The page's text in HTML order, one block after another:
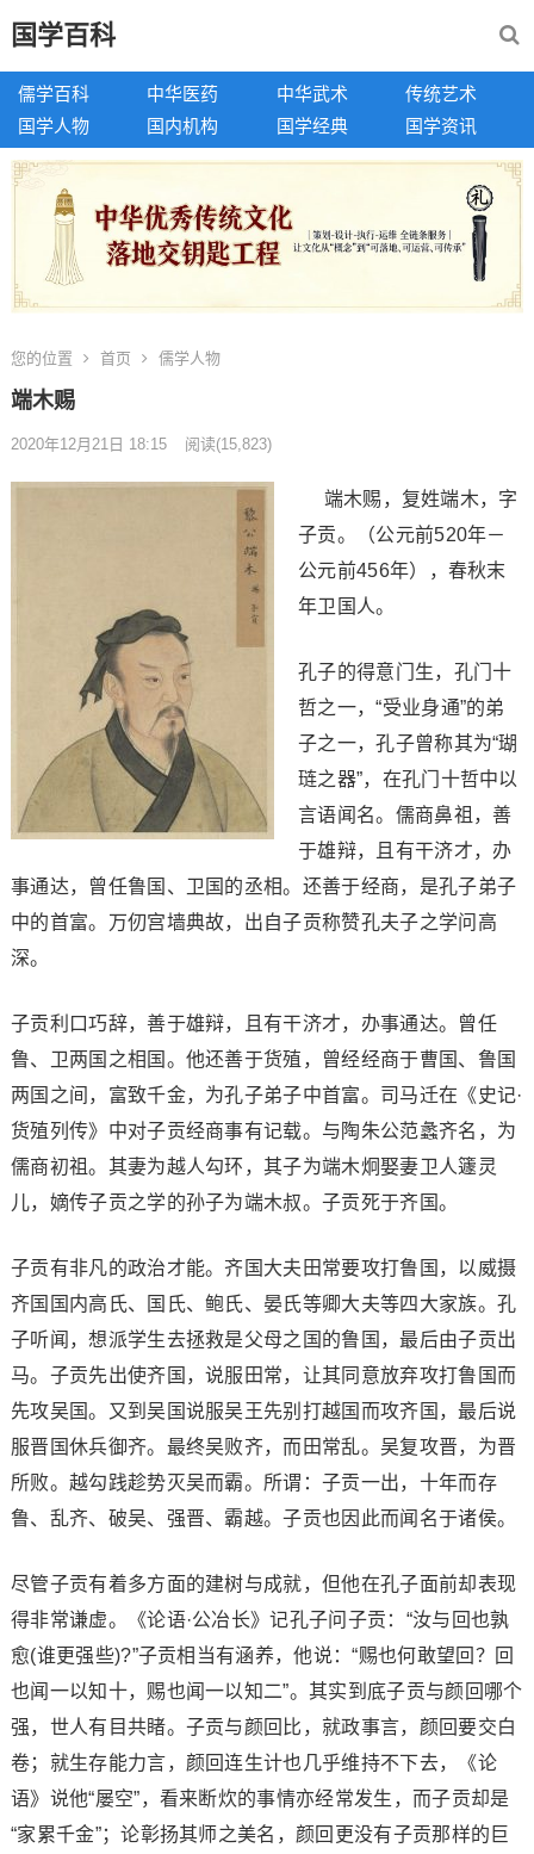
国学百科
儒学百科 中华医药 中华武术
传统艺术
国学人物
国内机构 国学经典 国学资讯
您的位置 首页 儒学人物
端木赐
2020年12月21日 18:15 阅读(15,823)
端木赐，复姓端木，字
子贡。（公元前520年－
公元前456年），春秋末
年卫国人。
孔子的得意门生，孔门十
哲之一，“受业身通”的弟
子之一，孔子曾称其为“瑚
琏之器”，在孔门十哲中以
言语闻名。儒商鼻祖，善
于雄辩，且有干济才，办
事通达，曾任鲁国、卫国的丞相。还善于经商，是孔子弟子
中的首富。万仞宫墙典故，出自子贡称赞孔夫子之学问高
深。
子贡利口巧辞，善于雄辩，且有干济才，办事通达。曾任
鲁、卫两国之相国。他还善于货殖，曾经经商于曹国、鲁国
两国之间，富致千金，为孔子弟子中首富。司马迁在《史记·
货殖列传》中对子贡经商事有记载。与陶朱公范蠡齐名，为
儒商初祖。其妻为越人勾环，其子为端木炯娶妻卫人籧灵
儿，嫡传子贡之学的孙子为端木叔。子贡死于齐国。
子贡有非凡的政治才能。齐国大夫田常要攻打鲁国，以威摄
齐国国内高氏、国氏、鲍氏、晏氏等卿大夫等四大家族。孔
子听闻，想派学生去拯救是父母之国的鲁国，最后由子贡出
马。子贡先出使齐国，说服田常，让其同意放弃攻打鲁国而
先攻吴国。又到吴国说服吴王先别打越国而攻齐国，最后说
服晋国休兵御齐。最终吴败齐，而田常乱。吴复攻晋，为晋
所败。越勾践趁势灭吴而霸。所谓：子贡一出，十年而存
鲁、乱齐、破吴、强晋、霸越。子贡也因此而闻名于诸侯。
尽管子贡有着多方面的建树与成就，但他在孔子面前却表现
得非常谦虚。《论语·公冶长》记孔子问子贡：“汝与回也孰
愈(谁更强些)?”子贡相当有涵养，他说：“赐也何敢望回？回
也闻一以知十，赐也闻一以知二”。其实到底子贡与颜回哪个
强，世人有目共睹。子贡与颜回比，就政事言，颜回要交白
卷；就生存能力言，颜回连生计也几乎维持不下去，《论
语》说他“屡空”，看来断炊的事情亦经常发生，而子贡却是
“家累千金”；论彰扬其师之美名，颜回更没有子贡那样的巨